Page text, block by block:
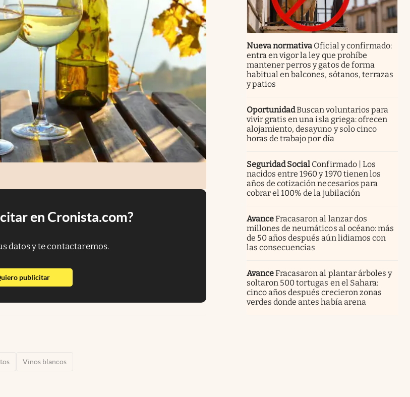
en Cronista.com?
datos y te contactaremos.
publicitarabre en nueva pestaña
Vinos blancos
Nueva normativa Oficial y confirmado:
entra en vigor la ley que prohíbe
mantener perros y gatos de forma
habitual en balcones, sótanos, terrazas
y patios
OportunidadBuscan voluntarios para
vivir gratis en una isla griega: ofrecen
alojamiento, desayuno y solo cinco
horas de trabajo por día
Seguridad Social Confirmado | Los
nacidos entre 1960 y 1970 tienen los
años de cotización necesarios para
cobrar el 100% de la jubilación
AvanceFracasaron al lanzar dos
millones de neumáticos al océano: más
de 50 años después aún lidiamos con
las consecuencias
AvanceFracasaron al plantar árboles y
soltaron 500 tortugas en el Sahara:
cinco años después crecieron zonas
verdes donde antes había arena